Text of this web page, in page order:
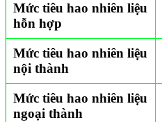
Mức tiêu hao nhiên liệu
hỗn hợp
Mức tiêu hao nhiên liệu
nội thành
Mức tiêu hao nhiên liệu
ngoại thành